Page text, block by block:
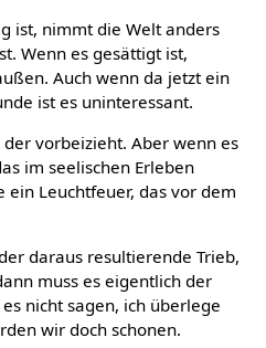
ist, nimmt die Welt anders
Wenn es gesättigt ist,
Auch wenn da jetzt ein
ist es uninteressant.
vorbeizieht. Aber wenn es
im seelischen Erleben
Leuchtfeuer, das vor dem
daraus resultierende Trieb,
muss es eigentlich der
nicht sagen, ich überlege
wir doch schonen.